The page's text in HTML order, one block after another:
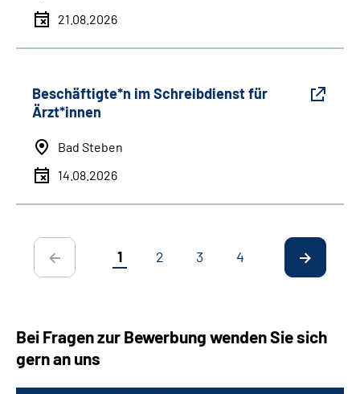
21.08.2026
Beschäftigte*n im Schreibdienst für
Ärzt*innen
Bad Steben
14.08.2026
1 2 3 4
Bei Fragen zur Bewerbung wenden Sie sich
gern an uns